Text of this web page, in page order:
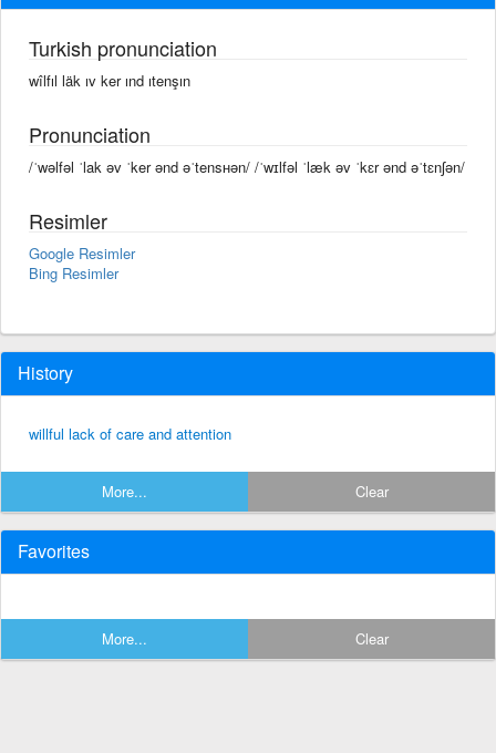
Turkish pronunciation
wîlfıl läk ıv ker ınd ıtenşın
Pronunciation
/ˈwəlfəl ˈlak əv ˈker ənd əˈtensʜən/ /ˈwɪlfəl ˈlæk əv ˈkɛr ənd əˈtɛnʃən/
Resimler
Google Resimler
Bing Resimler
History
willful lack of care and attention
More... Clear
Favorites
More... Clear